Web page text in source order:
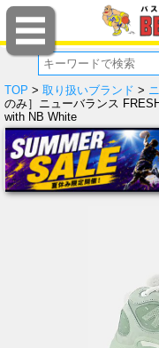
TOP > 取り扱いブランド >
のみ］ニューバランス
with NB White